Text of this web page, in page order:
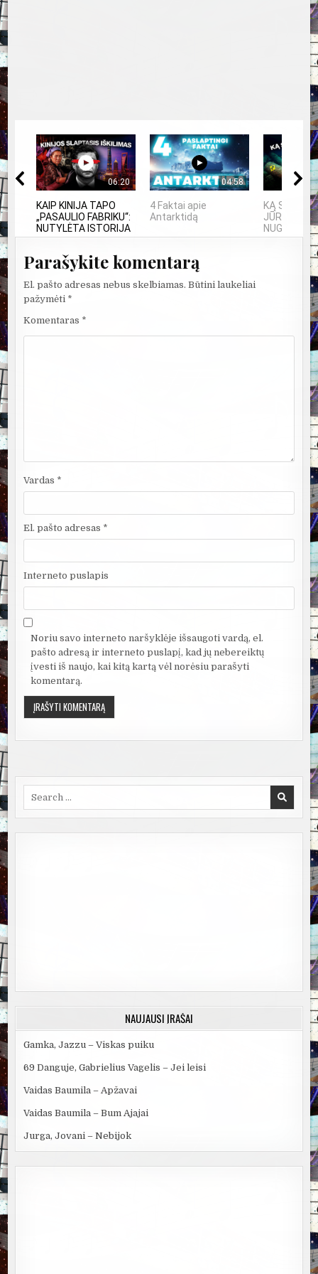
06:20
KAIP KINIJA TAPO
„PASAULIO FABRIKU“:
NUTYLĖTA ISTORIJA
04:58
4 Faktai apie
Antarktidą
KĄ SLEPIA
JŪRA? 5
Parašykite komentarą
El. pašto adresas nebus skelbiamas. Būtini laukeliai
pažymėti *
Komentaras *
Vardas *
El. pašto adresas *
Interneto puslapis
Noriu savo interneto naršyklėje išsaugoti vardą, el.
pašto adresą ir interneto puslapį, kad jų nebereiktų
įvesti iš naujo, kai kitą kartą vėl norėsiu parašyti
komentarą.
NAUJAUSI ĮRAŠAI
Gamka, Jazzu – Viskas puiku
69 Danguje, Gabrielius Vagelis – Jei leisi
Vaidas Baumila – Apžavai
Vaidas Baumila – Bum Ajajai
Jurga, Jovani – Nebijok